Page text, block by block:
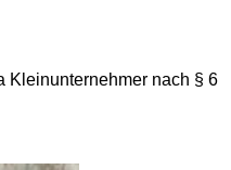
Kleinunternehmer nach § 6